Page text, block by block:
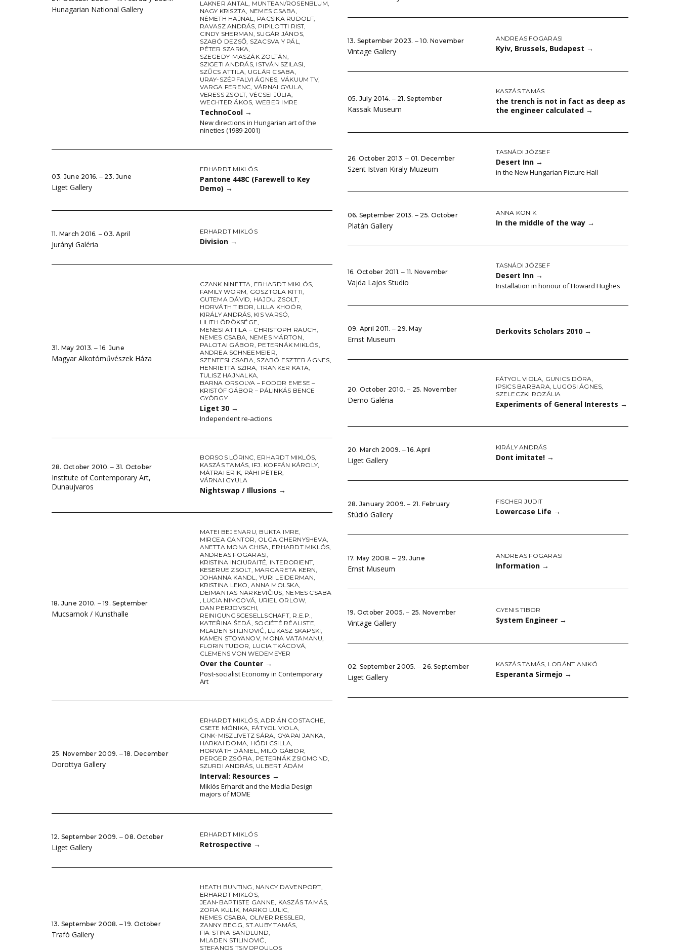
Hunagarian National Gallery
LAKNER ANTAL, MUNTEAN/ROSENBLUM,
NAGY KRISZTA, NEMES CSABA,
NÉMETH HAJNAL, PACSIKA RUDOLF,
RAVASZ ANDRÁS, PIPILOTTI RIST,
CINDY SHERMAN, SUGÁR JÁNOS,
SZABÓ DEZSŐ, SZACSVA Y PÁL,
PÉTER SZARKA,
SZEGEDY-MASZÁK ZOLTÁN,
SZIGETI ANDRÁS, ISTVÁN SZILASI,
SZŰCS ATTILA, UGLÁR CSABA,
URAY-SZÉPFALVI ÁGNES, VÁKUUM TV,
VARGA FERENC, VÁRNAI GYULA,
VERESS ZSOLT, VÉCSEI JÚLIA,
WECHTER ÁKOS, WEBER IMRE
TechnoCool →
New directions in Hungarian art of the
nineties (1989-2001)
03. June 2016. ‒ 23. June
Liget Gallery
ERHARDT MIKLÓS
Pantone 448C (Farewell to Key
Demo) →
11. March 2016. ‒ 03. April
Jurányi Galéria
ERHARDT MIKLÓS
Division →
31. May 2013. ‒ 16. June
Magyar Alkotóművészek Háza
CZANK NINETTA, ERHARDT MIKLÓS,
FAMILY WORM, GOSZTOLA KITTI,
GUTEMA DÁVID, HAJDU ZSOLT,
HORVÁTH TIBOR, LILLA KHOÓR,
KIRÁLY ANDRÁS, KIS VARSÓ,
LILITH ÖRÖKSÉGE,
MENESI ATTILA – CHRISTOPH RAUCH,
NEMES CSABA, NEMES MÁRTON,
PALOTAI GÁBOR, PETERNÁK MIKLÓS,
ANDREA SCHNEEMEIER,
SZENTESI CSABA, SZABÓ ESZTER ÁGNES,
HENRIETTA SZIRA, TRANKER KATA,
TULISZ HAJNALKA,
BARNA ORSOLYA – FODOR EMESE –
KRISTÓF GÁBOR – PÁLINKÁS BENCE
GYÖRGY
Liget 30 →
Independent re-actions
28. October 2010. ‒ 31. October
Institute of Contemporary Art,
Dunaujvaros
BORSOS LŐRINC, ERHARDT MIKLÓS,
KASZÁS TAMÁS, IFJ. KOFFÁN KÁROLY,
MÁTRAI ERIK, PÁHI PÉTER,
VÁRNAI GYULA
Nightswap / Illusions →
18. June 2010. ‒ 19. September
Mucsarnok / Kunsthalle
MATEI BEJENARU, BUKTA IMRE,
MIRCEA CANTOR, OLGA CHERNYSHEVA,
ANETTA MONA CHISA, ERHARDT MIKLÓS,
ANDREAS FOGARASI,
KRISTINA INCIURAITÉ, INTERORIENT,
KESERUE ZSOLT, MARGARETA KERN,
JOHANNA KANDL,YURI LEIDERMAN,
KRISTINA LEKO,ANNA MOLSKA,
DEIMANTAS NARKEVIČIUS, NEMES CSABA
, LUCIA NIMCOVÁ, URIEL ORLOW,
DAN PERJOVSCHI,
REINIGUNGSGESELLSCHAFT, R.E.P.,
KATEŘINA ŠEDÁ, SOCIÉTÉ RÉALISTE,
MLADEN STILINOVIĆ, LUKASZ SKAPSKI,
KAMEN STOYANOV, MONA VATAMANU,
FLORIN TUDOR, LUCIA TKÁCOVÁ,
CLEMENS VON WEDEMEYER
Over the Counter →
Post-socialist Economy in Contemporary
Art
25. November 2009. ‒ 18. December
Dorottya Gallery
ERHARDT MIKLÓS,ADRIÁN COSTACHE,
CSETE MÓNIKA, FÁTYOL VIOLA,
GINK-MISZLIVETZ SÁRA, GYAPAI JANKA,
HARKAI DOMA, HÓDI CSILLA,
HORVÁTH DÁNIEL, MILÓ GÁBOR,
PERGER ZSÓFIA, PETERNÁK ZSIGMOND,
SZURDI ANDRÁS, ULBERT ÁDÁM
Interval: Resources →
Miklós Erhardt and the Media Design
majors of MOME
12. September 2009. ‒ 08. October
Liget Gallery
ERHARDT MIKLÓS
Retrospective →
13. September 2008. ‒ 19. October
Trafó Gallery
HEATH BUNTING, NANCY DAVENPORT,
ERHARDT MIKLÓS,
JEAN-BAPTISTE GANNE, KASZÁS TAMÁS,
ZOFIA KULIK, MARKO LULIC,
NEMES CSABA, OLIVER RESSLER,
ZANNY BEGG, ST.AUBY TAMÁS,
FIA-STINA SANDLUND,
MLADEN STILINOVIĆ,
STEFANOS TSIVOPOULOS
13. September 2023. ‒ 10. November
Vintage Gallery
ANDREAS FOGARASI
Kyiv, Brussels, Budapest →
05. July 2014. ‒ 21. September
Kassak Museum
KASZÁS TAMÁS
the trench is not in fact as deep as
the engineer calculated →
26. October 2013. ‒ 01. December
Szent Istvan Kiraly Muzeum
TASNÁDI JÓZSEF
Desert Inn →
in the New Hungarian Picture Hall
06. September 2013. ‒ 25. October
Platán Gallery
ANNA KONIK
In the middle of the way →
16. October 2011. ‒ 11. November
Vajda Lajos Studio
TASNÁDI JÓZSEF
Desert Inn →
Installation in honour of Howard Hughes
09. April 2011. ‒ 29. May
Ernst Museum
Derkovits Scholars 2010 →
20. October 2010. ‒ 25. November
Demo Galéria
FÁTYOL VIOLA, GUNICS DÓRA,
IPSICS BARBARA, LUGOSI ÁGNES,
SZELECZKI ROZÁLIA
Experiments of General Interests →
20. March 2009. ‒ 16. April
Liget Gallery
KIRÁLY ANDRÁS
Dont imitate! →
28. January 2009. ‒ 21. February
Stúdió Gallery
FISCHER JUDIT
Lowercase Life →
17. May 2008. ‒ 29. June
Ernst Museum
ANDREAS FOGARASI
Information →
19. October 2005. ‒ 25. November
Vintage Gallery
GYENIS TIBOR
System Engineer →
02. September 2005. ‒ 26. September
Liget Gallery
KASZÁS TAMÁS LORÁNT ANIKÓ
Esperanta Sirmejo →